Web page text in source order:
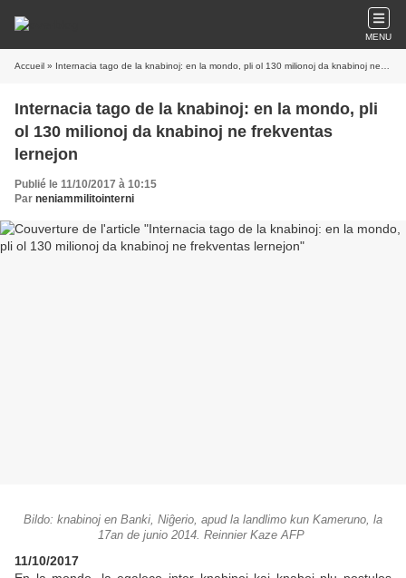
MENU
Accueil » Internacia tago de la knabinoj: en la mondo, pli ol 130 milionoj da knabinoj ne frekventas lernejon
Internacia tago de la knabinoj: en la mondo, pli
ol 130 milionoj da knabinoj ne frekventas
lernejon
Publié le 11/10/2017 à 10:15
Par neniammilitointerni
Bildo: knabinoj en Banki, Niĝerio, apud la landlimo kun Kameruno, la
17an de junio 2014. Reinnier Kaze AFP
11/10/2017